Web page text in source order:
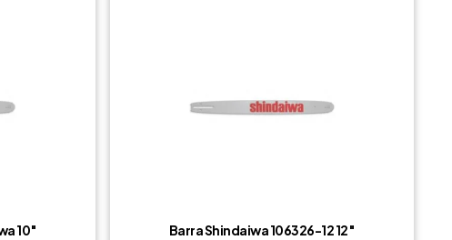
10″ Barra Shindaiwa 106326-12 12″